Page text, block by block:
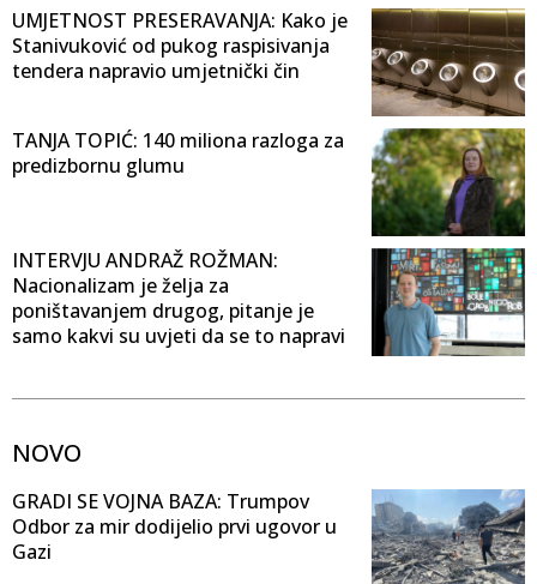
UMJETNOST PRESERAVANJA: Kako je
Stanivuković od pukog raspisivanja
tendera napravio umjetnički čin
TANJA TOPIĆ: 140 miliona razloga za
predizbornu glumu
INTERVJU ANDRAŽ ROŽMAN:
Nacionalizam je želja za
poništavanjem drugog, pitanje je
samo kakvi su uvjeti da se to napravi
NOVO
GRADI SE VOJNA BAZA: Trumpov
Odbor za mir dodijelio prvi ugovor u
Gazi